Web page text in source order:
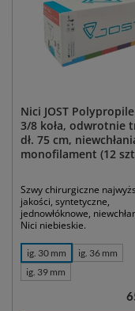
Nici JOST
3/8 koła, odwrotnie
dł. 75 cm,
monofilament (12
Szwy chirurgiczne
jakości, syntetyczne,
jednowłóknowe,
Nici niebieskie.
ig. 30 mm
ig. 36 mm
ig. 39 mm